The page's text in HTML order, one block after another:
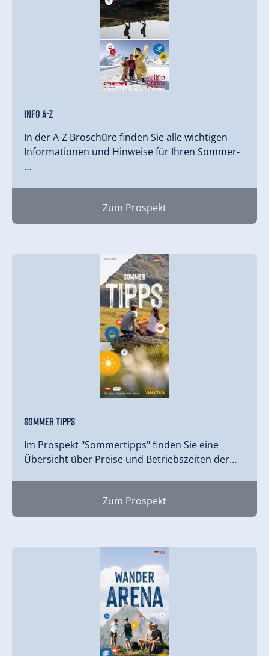
Info A-Z
In der A-Z Broschüre finden Sie alle wichtigen
Informationen und Hinweise für Ihren Sommer-
…
Zum Prospekt
Sommer Tipps
Im Prospekt "Sommertipps" finden Sie eine
Übersicht über Preise und Betriebszeiten der…
Zum Prospekt